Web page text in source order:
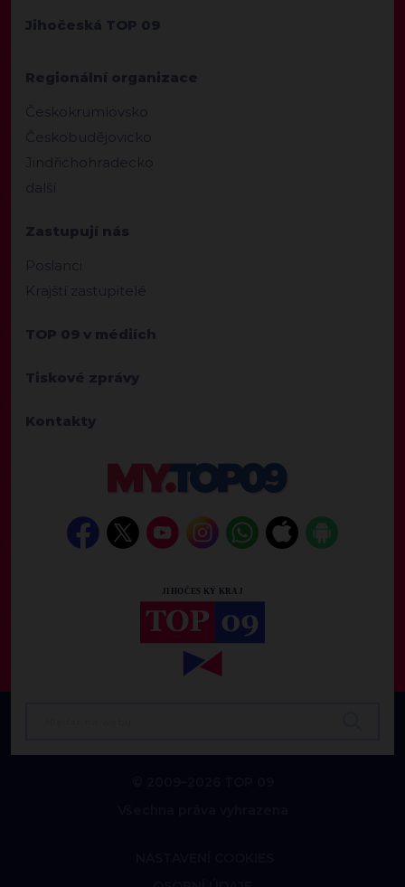
Jihočeská TOP 09
Regionální organizace
Českokrumlovsko
Českobudějovicko
Jindřichohradecko
další
Zastupují nás
Poslanci
Krajští zastupitelé
TOP 09 v médiích
Tiskové zprávy
Kontakty